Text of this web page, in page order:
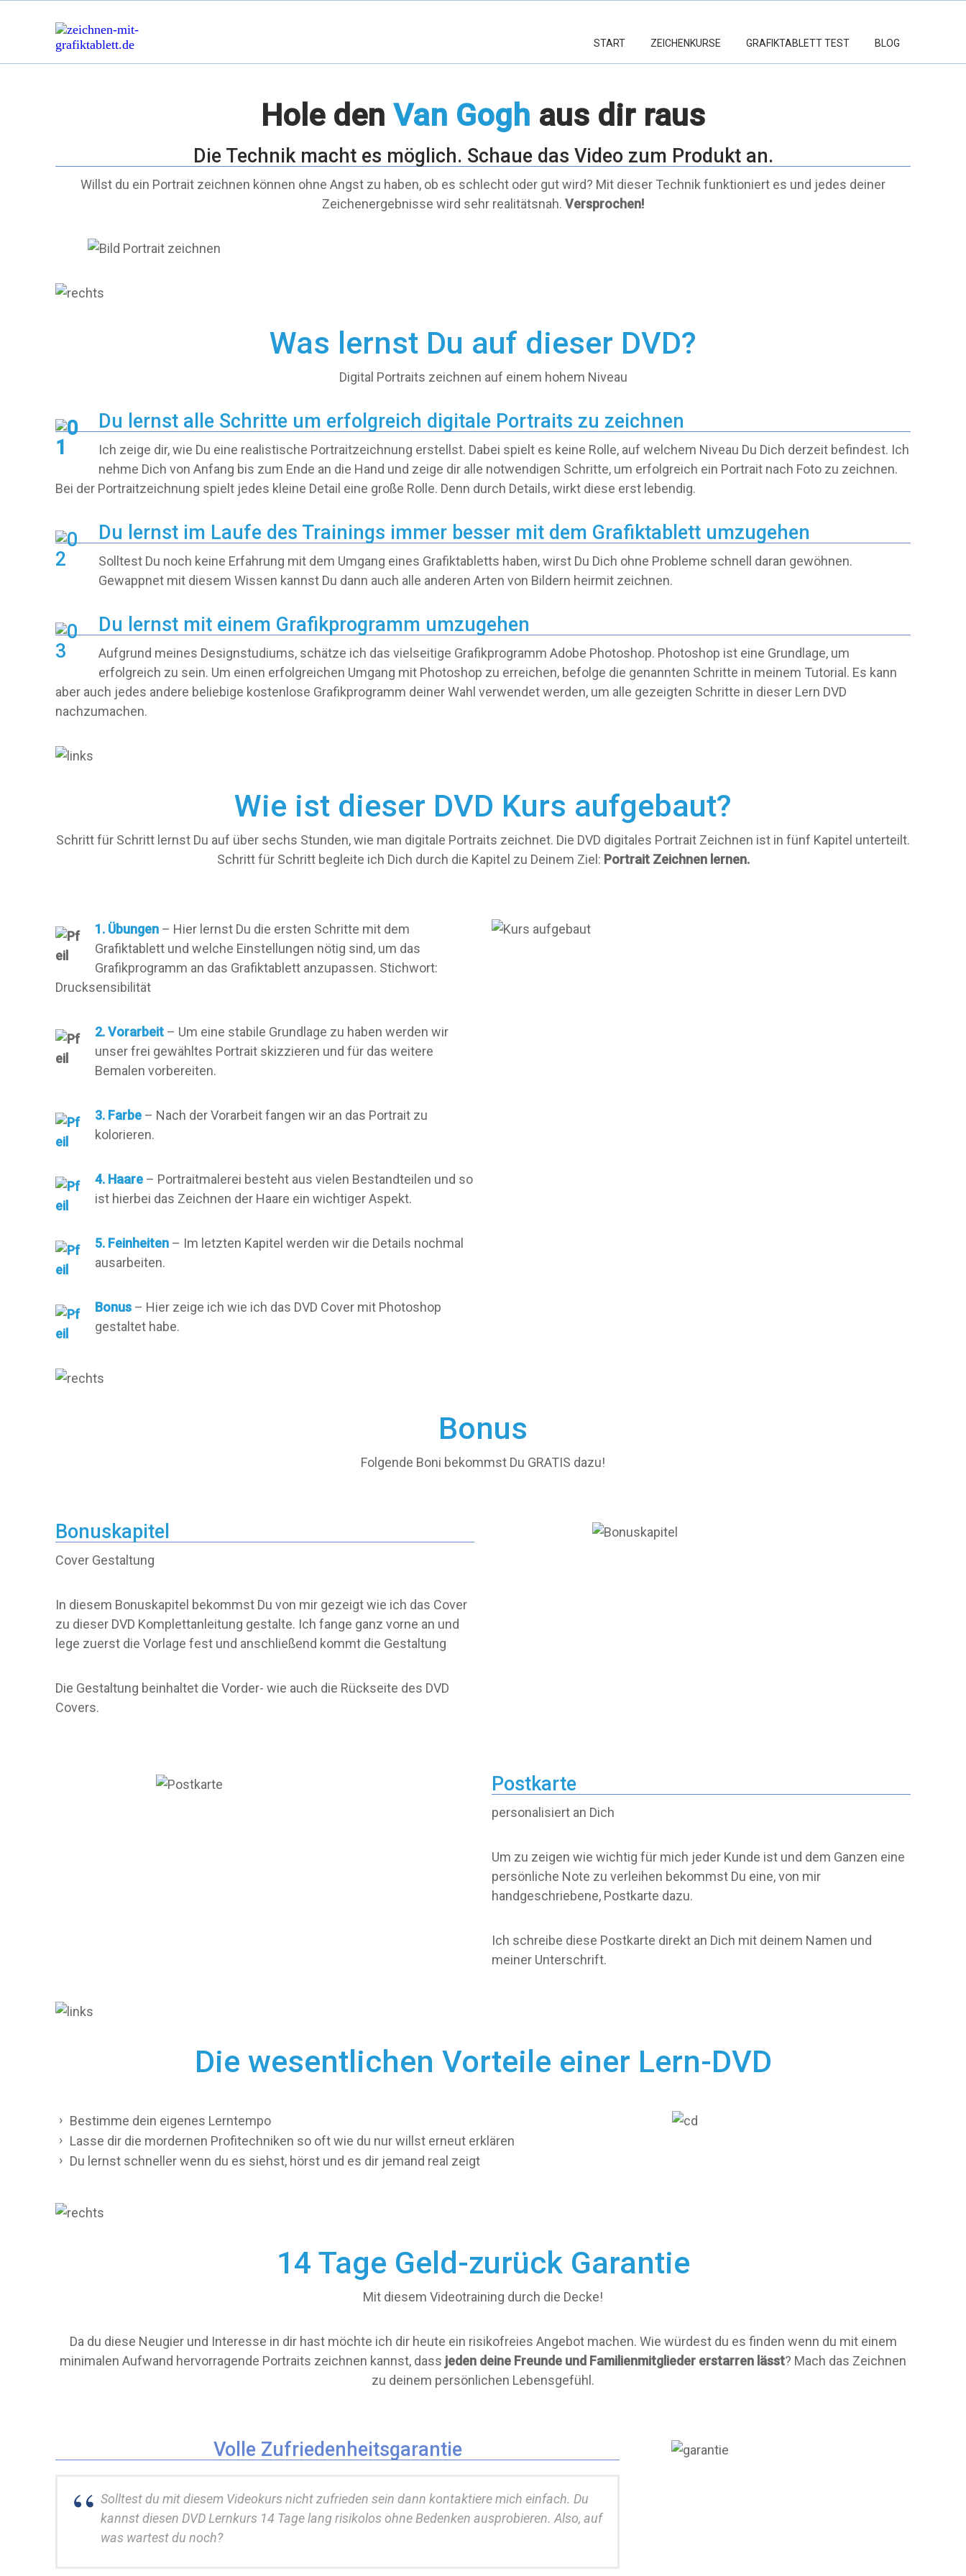
START ZEICHENKURSE GRAFIKTABLETT TEST BLOG
Hole den Van Gogh aus dir raus
Die Technik macht es möglich. Schaue das Video zum Produkt an.
Willst du ein Portrait zeichnen können ohne Angst zu haben, ob es schlecht oder gut wird? Mit dieser Technik funktioniert es und jedes deiner
Zeichenergebnisse wird sehr realitätsnah. Versprochen!
Was lernst Du auf dieser DVD?
Digital Portraits zeichnen auf einem hohem Niveau
Du lernst alle Schritte um erfolgreich digitale Portraits zu zeichnen
Ich zeige dir, wie Du eine realistische Portraitzeichnung erstellst. Dabei spielt es keine Rolle, auf welchem Niveau Du Dich derzeit befindest. Ich
nehme Dich von Anfang bis zum Ende an die Hand und zeige dir alle notwendigen Schritte, um erfolgreich ein Portrait nach Foto zu zeichnen.
Bei der Portraitzeichnung spielt jedes kleine Detail eine große Rolle. Denn durch Details, wirkt diese erst lebendig.
Du lernst im Laufe des Trainings immer besser mit dem Grafiktablett umzugehen
Solltest Du noch keine Erfahrung mit dem Umgang eines Grafiktabletts haben, wirst Du Dich ohne Probleme schnell daran gewöhnen.
Gewappnet mit diesem Wissen kannst Du dann auch alle anderen Arten von Bildern heirmit zeichnen.
Du lernst mit einem Grafikprogramm umzugehen
Aufgrund meines Designstudiums, schätze ich das vielseitige Grafikprogramm Adobe Photoshop. Photoshop ist eine Grundlage, um
erfolgreich zu sein. Um einen erfolgreichen Umgang mit Photoshop zu erreichen, befolge die genannten Schritte in meinem Tutorial. Es kann
aber auch jedes andere beliebige kostenlose Grafikprogramm deiner Wahl verwendet werden, um alle gezeigten Schritte in dieser Lern DVD
nachzumachen.
Wie ist dieser DVD Kurs aufgebaut?
Schritt für Schritt lernst Du auf über sechs Stunden, wie man digitale Portraits zeichnet. Die DVD digitales Portrait Zeichnen ist in fünf Kapitel unterteilt.
Schritt für Schritt begleite ich Dich durch die Kapitel zu Deinem Ziel: Portrait Zeichnen lernen.
1. Übungen – Hier lernst Du die ersten Schritte mit dem
Grafiktablett und welche Einstellungen nötig sind, um das
Grafikprogramm an das Grafiktablett anzupassen. Stichwort:
Drucksensibilität
2. Vorarbeit – Um eine stabile Grundlage zu haben werden wir
unser frei gewähltes Portrait skizzieren und für das weitere
Bemalen vorbereiten.
3. Farbe – Nach der Vorarbeit fangen wir an das Portrait zu
kolorieren.
4. Haare – Portraitmalerei besteht aus vielen Bestandteilen und so
ist hierbei das Zeichnen der Haare ein wichtiger Aspekt.
5. Feinheiten – Im letzten Kapitel werden wir die Details nochmal
ausarbeiten.
Bonus – Hier zeige ich wie ich das DVD Cover mit Photoshop
gestaltet habe.
Bonus
Folgende Boni bekommst Du GRATIS dazu!
Bonuskapitel
Cover Gestaltung
In diesem Bonuskapitel bekommst Du von mir gezeigt wie ich das Cover
zu dieser DVD Komplettanleitung gestalte. Ich fange ganz vorne an und
lege zuerst die Vorlage fest und anschließend kommt die Gestaltung
Die Gestaltung beinhaltet die Vorder- wie auch die Rückseite des DVD
Covers.
Postkarte
personalisiert an Dich
Um zu zeigen wie wichtig für mich jeder Kunde ist und dem Ganzen eine
persönliche Note zu verleihen bekommst Du eine, von mir
handgeschriebene, Postkarte dazu.
Ich schreibe diese Postkarte direkt an Dich mit deinem Namen und
meiner Unterschrift.
Die wesentlichen Vorteile einer Lern-DVD
Bestimme dein eigenes Lerntempo
Lasse dir die mordernen Profitechniken so oft wie du nur willst erneut erklären
Du lernst schneller wenn du es siehst, hörst und es dir jemand real zeigt
14 Tage Geld-zurück Garantie
Mit diesem Videotraining durch die Decke!
Da du diese Neugier und Interesse in dir hast möchte ich dir heute ein risikofreies Angebot machen. Wie würdest du es finden wenn du mit einem
minimalen Aufwand hervorragende Portraits zeichnen kannst, dass jeden deine Freunde und Familienmitglieder erstarren lässt? Mach das Zeichnen
zu deinem persönlichen Lebensgefühl.
Volle Zufriedenheitsgarantie
Solltest du mit diesem Videokurs nicht zufrieden sein dann kontaktiere mich einfach. Du
kannst diesen DVD Lernkurs 14 Tage lang risikolos ohne Bedenken ausprobieren. Also, auf
was wartest du noch?